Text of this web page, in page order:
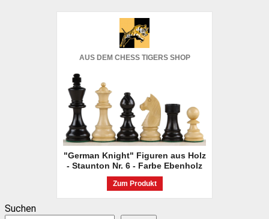
AUS DEM CHESS TIGERS SHOP
"German Knight" Figuren aus Holz
- Staunton Nr. 6 - Farbe Ebenholz
Zum Produkt
Suchen